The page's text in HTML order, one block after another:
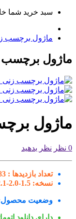
سبد خرید شما
ماژول برچسب
ماژول برچسب
ماژول
0 نظر نظر بدهید
تعداد بازدیدها :
نسخه: 1.5-2.0-2.1-2.2-2.3
وضعیت
دارای دانلود